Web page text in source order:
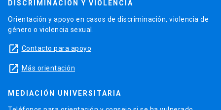
DISCRIMINACIÓN Y VIOLENCIA
Orientación y apoyo en casos de discriminación, violencia de
género o violencia sexual.
launch Contacto para apoyo
launch Más orientación
MEDIACIÓN UNIVERSITARIA